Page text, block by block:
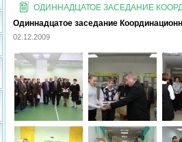
ОДИННАДЦАТОЕ ЗАСЕДАНИЕ
Одиннадцатое заседание
02.12.2009